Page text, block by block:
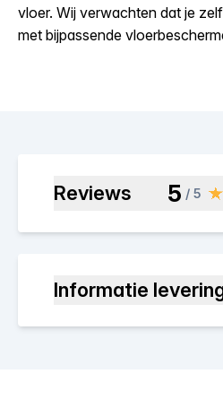
vloer. Wij verwachten dat je
met bijpassende
Reviews 5 / 5
Informatie